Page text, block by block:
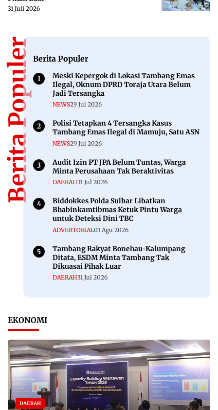
31 Juli 2026
Berita PopulerBerita Populer
Meski Kepergok di Lokasi Tambang Emas
Ilegal, Oknum DPRD Toraja Utara Belum
Jadi Tersangka
NEWS29 Jul 2026
Polisi Tetapkan 4 Tersangka Kasus
Tambang Emas Ilegal di Mamuju, Satu ASN
NEWS29 Jul 2026
Audit Izin PT JPA Belum Tuntas, Warga
Minta Perusahaan Tak Beraktivitas
DAERAH31 Jul 2026
Biddokkes Polda Sulbar Libatkan
Bhabinkamtibmas Ketuk Pintu Warga
untuk Deteksi Dini TBC
ADVERTORIAL01 Agu 2026
Tambang Rakyat Bonehau-Kalumpang
Ditata, ESDM Minta Tambang Tak
Dikuasai Pihak Luar
DAERAH31 Jul 2026
EKONOMI
DAERAH